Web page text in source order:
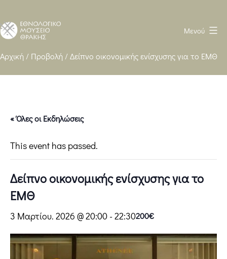
Ethnological
WP
Μενού
Αρχική / Προβολή /Δείπνο οικονομικής ενίσχυσης για το ΕΜΘ
« Όλες οι Εκδηλώσεις
This event has passed.
Δείπνο οικονομικής ενίσχυσης για το
ΕΜΘ
3 Μαρτίου. 2026 @ 20:00 -22:30200€